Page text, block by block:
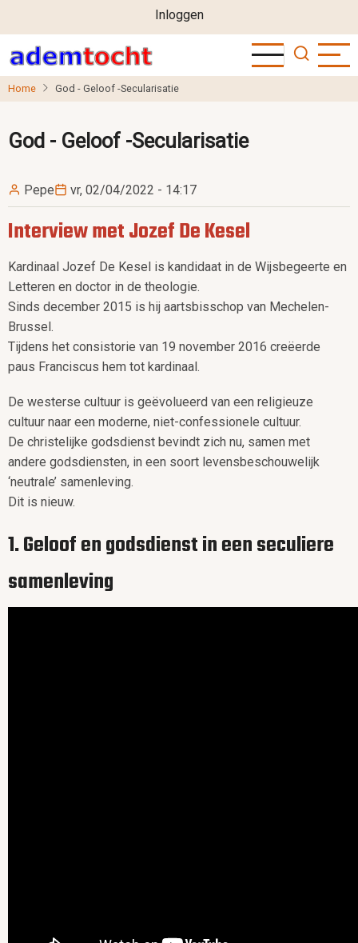
naar
de
inhoud
User
account
menu
Inloggen
Home God - Geloof -Secularisatie
God - Geloof -Secularisatie
Pepe vr, 02/04/2022 - 14:17
Interview met Jozef De Kesel
Kardinaal Jozef De Kesel is kandidaat in de Wijsbegeerte en
Letteren en doctor in de theologie.
Sinds december 2015 is hij aartsbisschop van Mechelen-
Brussel.
Tijdens het consistorie van 19 november 2016 creëerde
paus Franciscus hem tot kardinaal.
De westerse cultuur is geëvolueerd van een religieuze
cultuur naar een moderne, niet-confessionele cultuur.
De christelijke godsdienst bevindt zich nu, samen met
andere godsdiensten, in een soort levensbeschouwelijk
‘neutrale’ samenleving.
Dit is nieuw.
1. Geloof en godsdienst in een seculiere
samenleving